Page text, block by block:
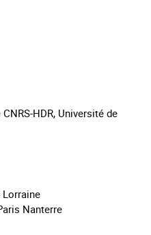
HDR, Université de
Lorraine
Nanterre